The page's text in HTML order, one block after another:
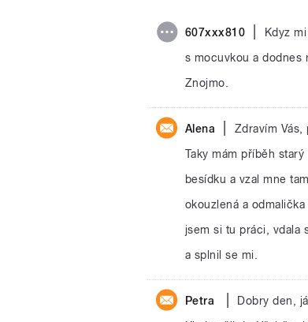
607xxx810
Kdyz
s mocuvkou a dodnes
Znojmo.
Alena
Zdravím Vás,
Taky mám příběh
besídku a vzal mne
okouzlená a
jsem si tu práci, vdala
a splnil se mi.
Petra
Dobry den,